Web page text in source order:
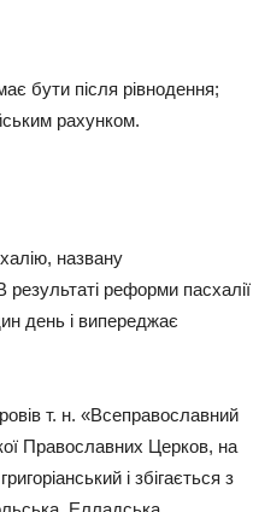
бути після рівнодення;
рахунком.
названу
результаті реформи пасхалії
день і випереджає
т. н. «Всеправославний
Православних Церков, на
і збігається з